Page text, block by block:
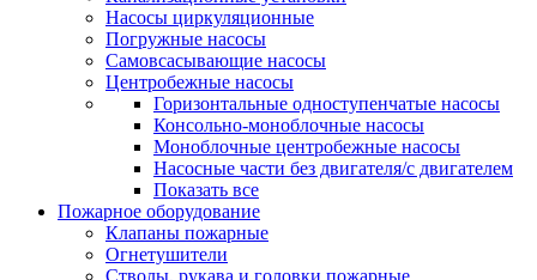
Насосы циркуляционные
Погружные насосы
Самовсасывающие насосы
Центробежные насосы
Горизонтальные одноступенчатые насосы
Консольно-моноблочные насосы
Моноблочные центробежные насосы
Насосные части без двигателя/с двигателем
Показать все
Пожарное оборудование
Клапаны пожарные
Огнетушители
Стволы, рукава и головки пожарные